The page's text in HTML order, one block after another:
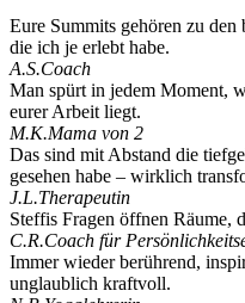
Eure Summits gehören zu den
die ich je erlebt habe.
A.S.Coach
Man spürt in jedem Moment,
eurer Arbeit liegt.
M.K.Mama von 2
Das sind mit Abstand die
gesehen habe – wirklich
J.L.Therapeutin
Steffis Fragen öffnen Räume,
C.R.Coach für
Immer wieder berührend,
unglaublich kraftvoll.